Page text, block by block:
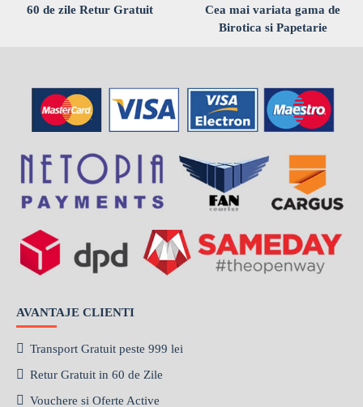
60 de zile Retur Gratuit
Cea mai variata gama de
Birotica si Papetarie
AVANTAJE CLIENTI
Transport Gratuit peste 999 lei
Retur Gratuit in 60 de Zile
Vouchere si Oferte Active